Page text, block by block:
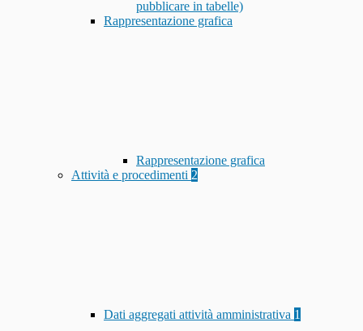
pubblicare in tabelle)
Rappresentazione grafica
Rappresentazione grafica
Attività e procedimenti 2
Dati aggregati attività amministrativa 1